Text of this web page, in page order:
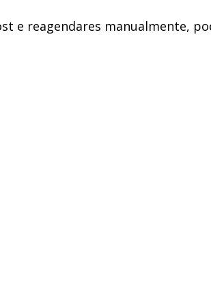
e reagendares manualmente,